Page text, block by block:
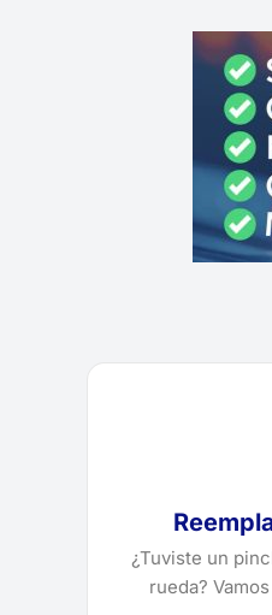
¿Tuviste un
rueda?